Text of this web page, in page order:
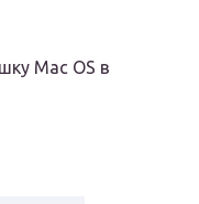
Mac OS в